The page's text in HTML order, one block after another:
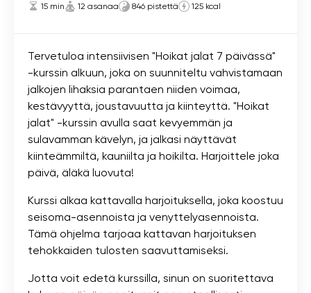
15 min 12 asanaa 846 pistettä 125 kcal
Tervetuloa intensiivisen "Hoikat jalat 7 päivässä"
-kurssin alkuun, joka on suunniteltu vahvistamaan
jalkojen lihaksia parantaen niiden voimaa,
kestävyyttä, joustavuutta ja kiinteyttä. "Hoikat
jalat" -kurssin avulla saat kevyemmän ja
sulavamman kävelyn, ja jalkasi näyttävät
kiinteämmiltä, ​​kauniilta ja hoikilta. Harjoittele joka
päivä, äläkä luovuta!
Kurssi alkaa kattavalla harjoituksella, joka koostuu
seisoma-asennoista ja venyttelyasennoista.
Tämä ohjelma tarjoaa kattavan harjoituksen
tehokkaiden tulosten saavuttamiseksi.
Jotta voit edetä kurssilla, sinun on suoritettava